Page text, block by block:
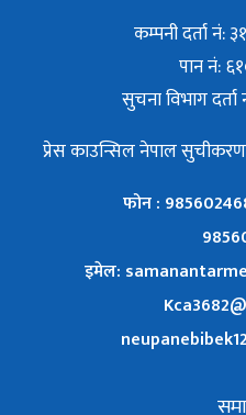
कम्पनी दर्ता नं:
पान नं:
सुचना विभाग
प्रेस काउन्सिल नेपाल
फोन :
इमेल: